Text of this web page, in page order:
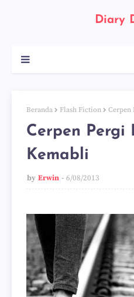
Diary
Beranda Flash Fiction Cerpen
Cerpen Pergi
Kemabli
by Erwin 6/08/2013